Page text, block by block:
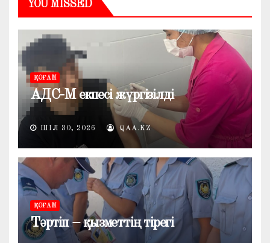
YOU MISSED
ҚОҒАМ
АДС-М екпесі жүргізілді
ШІЛ 30, 2026 QAA.KZ
ҚОҒАМ
Тәртіп – қызметтің тірегі